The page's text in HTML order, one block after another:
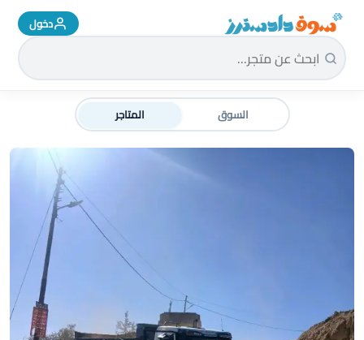
سوق دادسترز الرئيسية دخول
السوق المتاجر